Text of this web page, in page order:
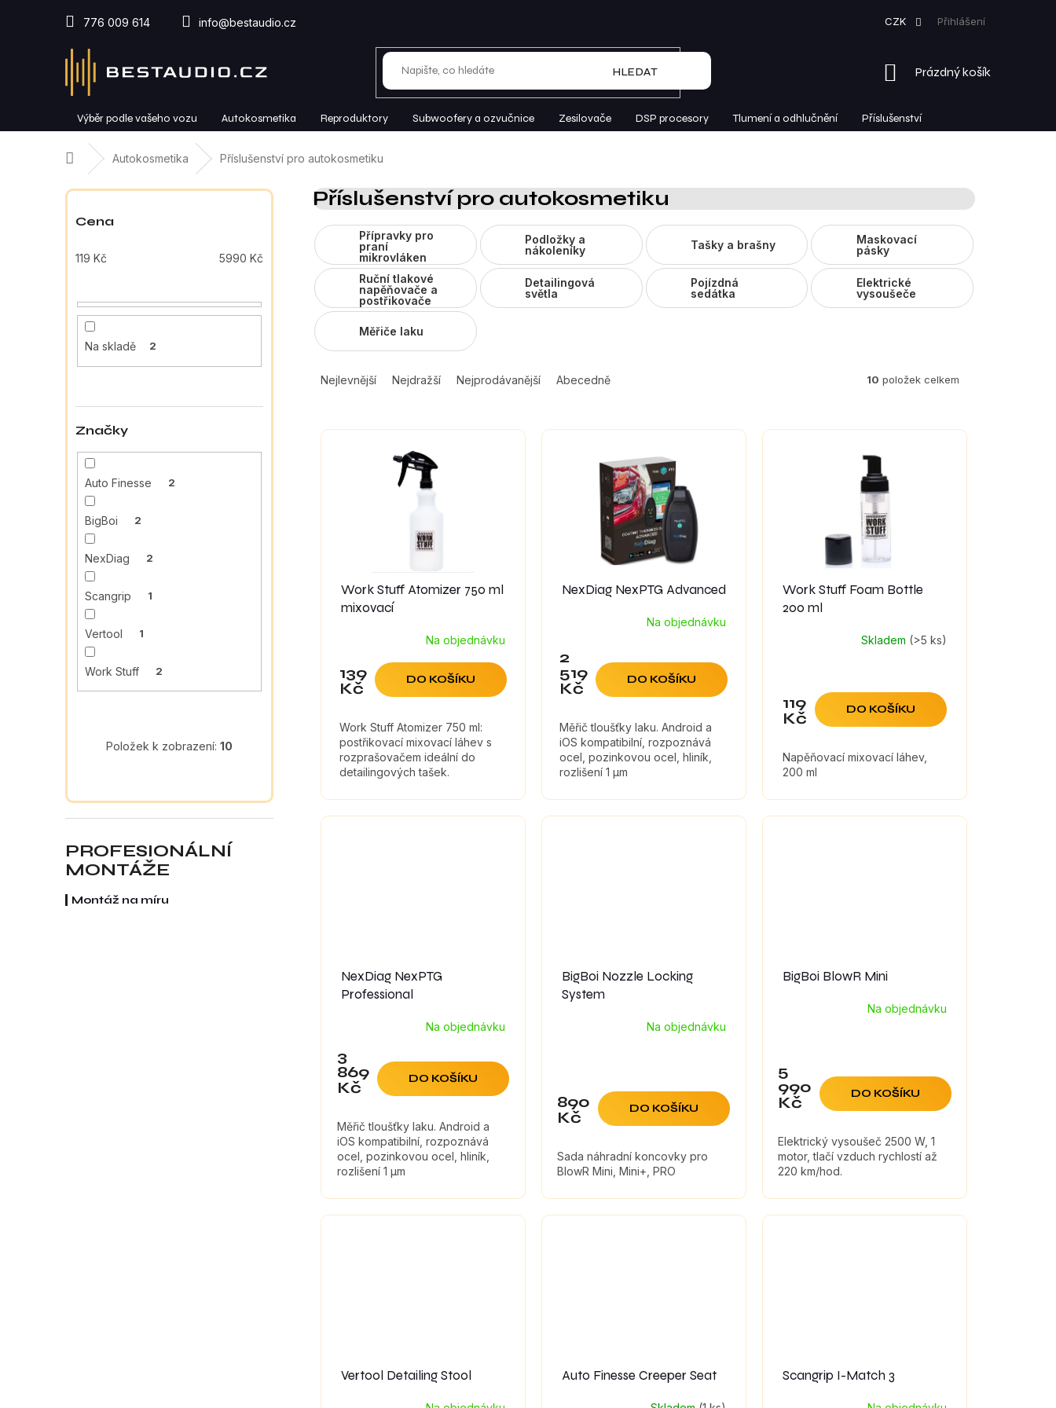
776 009 614 info@bestaudio.cz CZK Přihlášení
HLEDAT
NÁKUPNÍ
Prázdný košík
Výběr podle vašeho vozu Autokosmetika Reproduktory Subwoofery a ozvučnice Zesilovače DSP procesory Tlumení a odhlučnění Příslušenství
Domů Autokosmetika Příslušenství pro autokosmetiku
o
Cena
119 Kč 5990 Kč
Na skladě 2
Značky
Auto Finesse 2
BigBoi 2
NexDiag 2
Scangrip 1
Vertool 1
Work Stuff 2
Položek k zobrazení: 10
PROFESIONÁLNÍ
MONTÁŽE
Montáž na míru
Příslušenství pro autokosmetiku
Přípravky pro
praní
mikrovláken
Podložky a
nákoleníky
Tašky a brašny
Maskovací
pásky
Ruční tlakové
napěňovače a
postřikovače
Detailingová
světla
Pojízdná
sedátka
Elektrické
vysoušeče
Měřiče laku
a
n
Nejlevnější Nejdražší Nejprodávanější Abecedně 10 položek celkem
V
Work Stuff Atomizer 750 ml
mixovací
Na objednávku
139
Kč
DO KOŠÍKU
Work Stuff Atomizer 750 ml:
postřikovací mixovací láhev s
rozprašovačem ideální do
detailingových tašek.
NexDiag NexPTG Advanced
Na objednávku
2
519
Kč
DO KOŠÍKU
Měřič tloušťky laku. Android a
iOS kompatibilní, rozpoznává
ocel, pozinkovou ocel, hliník,
rozlišení 1 μm
Work Stuff Foam Bottle
200 ml
Skladem (>5 ks)
119
Kč
DO KOŠÍKU
Napěňovací mixovací láhev,
200 ml
NexDiag NexPTG
Professional
Na objednávku
3
869
Kč
DO KOŠÍKU
Měřič tloušťky laku. Android a
iOS kompatibilní, rozpoznává
ocel, pozinkovou ocel, hliník,
rozlišení 1 μm
BigBoi Nozzle Locking
System
Na objednávku
890
Kč
DO KOŠÍKU
Sada náhradní koncovky pro
BlowR Mini, Mini+, PRO
BigBoi BlowR Mini
Na objednávku
5
990
Kč
DO KOŠÍKU
Elektrický vysoušeč 2500 W, 1
motor, tlačí vzduch rychlostí až
220 km/hod.
Vertool Detailing Stool Auto Finesse Creeper Seat Scangrip I-Match 3